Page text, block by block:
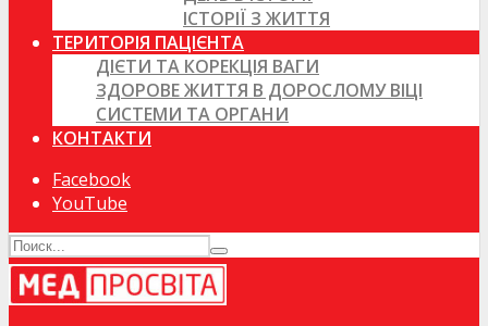
ІСТОРІЇ З ЖИТТЯ
ТЕРИТОРІЯ ПАЦІЄНТА
ДІЄТИ ТА КОРЕКЦІЯ ВАГИ
ЗДОРОВЕ ЖИТТЯ В ДОРОСЛОМУ ВІЦІ
СИСТЕМИ ТА ОРГАНИ
КОНТАКТИ
Facebook
YouTube